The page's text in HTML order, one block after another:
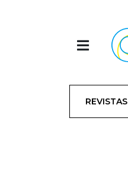
REVISTAS